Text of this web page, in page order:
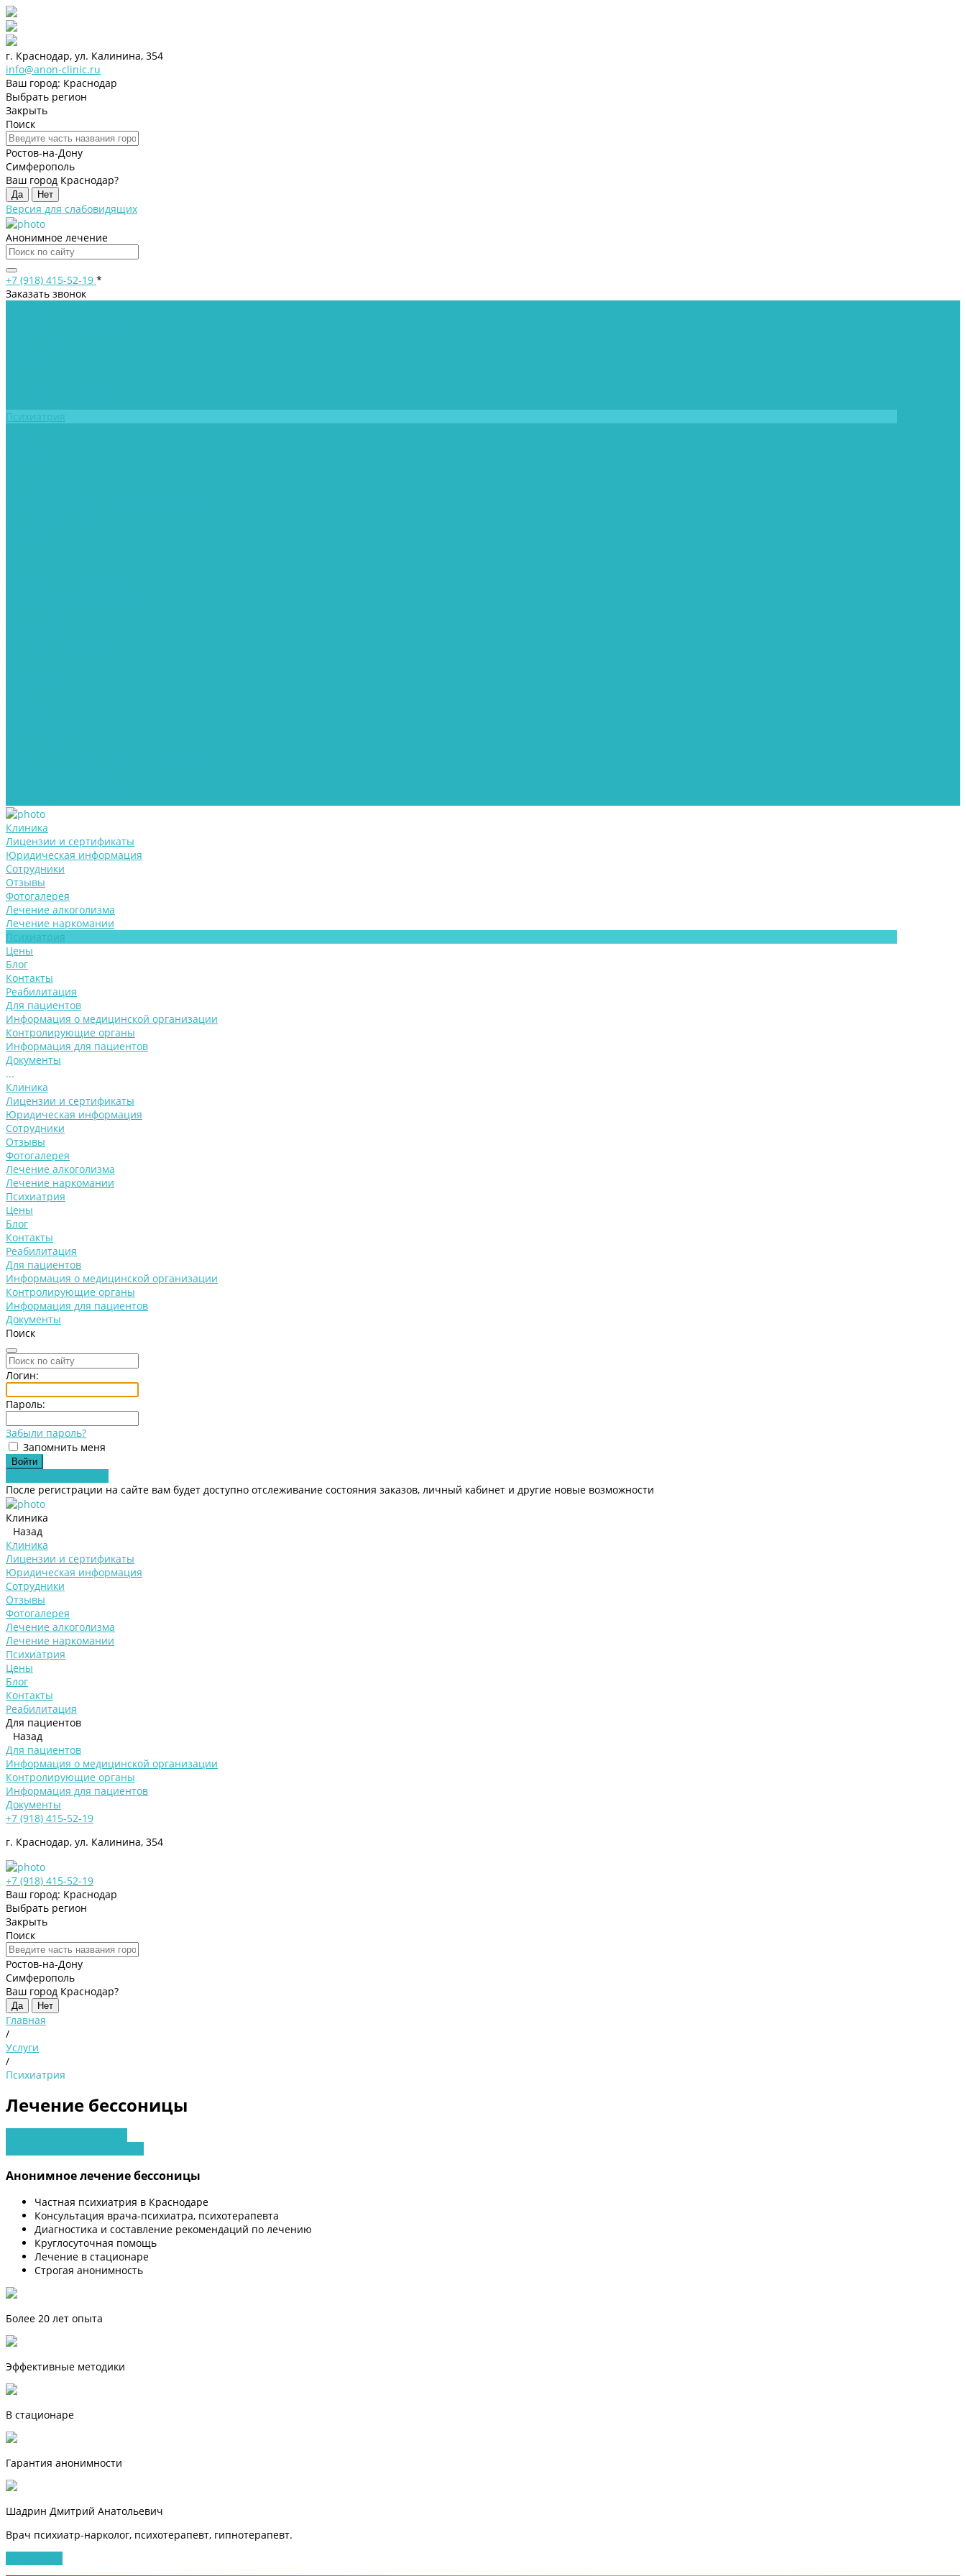
г. Краснодар, ул. Калинина, 354
info@anon-clinic.ru
Ваш город: Краснодар
Выбрать регион
Закрыть
Поиск
Ростов-на-Дону
Симферополь
Ваш город Краснодар?
Да Нет
Версия для слабовидящих
Анонимное лечение
+7 (918) 415-52-19 *
Заказать звонок
Психиатрия
Клиника
Лицензии и сертификаты
Юридическая информация
Сотрудники
Отзывы
Фотогалерея
Лечение алкоголизма
Лечение наркомании
Психиатрия
Цены
Блог
Контакты
Реабилитация
Для пациентов
Информация о медицинской организации
Контролирующие органы
Информация для пациентов
Документы
...
Клиника
Лицензии и сертификаты
Юридическая информация
Сотрудники
Отзывы
Фотогалерея
Лечение алкоголизма
Лечение наркомании
Психиатрия
Цены
Блог
Контакты
Реабилитация
Для пациентов
Информация о медицинской организации
Контролирующие органы
Информация для пациентов
Документы
Поиск
Логин:
Пароль:
Забыли пароль?
Запомнить меня
После регистрации на сайте вам будет доступно отслеживание состояния заказов, личный кабинет и другие новые возможности
Клиника
Назад
Клиника
Лицензии и сертификаты
Юридическая информация
Сотрудники
Отзывы
Фотогалерея
Лечение алкоголизма
Лечение наркомании
Психиатрия
Цены
Блог
Контакты
Реабилитация
Для пациентов
Назад
Для пациентов
Информация о медицинской организации
Контролирующие органы
Информация для пациентов
Документы
+7 (918) 415-52-19
г. Краснодар, ул. Калинина, 354
+7 (918) 415-52-19
Ваш город: Краснодар
Выбрать регион
Закрыть
Поиск
Ростов-на-Дону
Симферополь
Ваш город Краснодар?
Да Нет
Главная
/
Услуги
/
Психиатрия
Лечение бессоницы
Анонимное лечение бессоницы
Частная психиатрия в Краснодаре
Консультация врача-психиатра, психотерапевта
Диагностика и составление рекомендаций по лечению
Круглосуточная помощь
Лечение в стационаре
Строгая анонимность
Более 20 лет опыта
Эффективные методики
В стационаре
Гарантия анонимности
Шадрин Дмитрий Анатольевич
Врач психиатр-нарколог, психотерапевт, гипнотерапевт.